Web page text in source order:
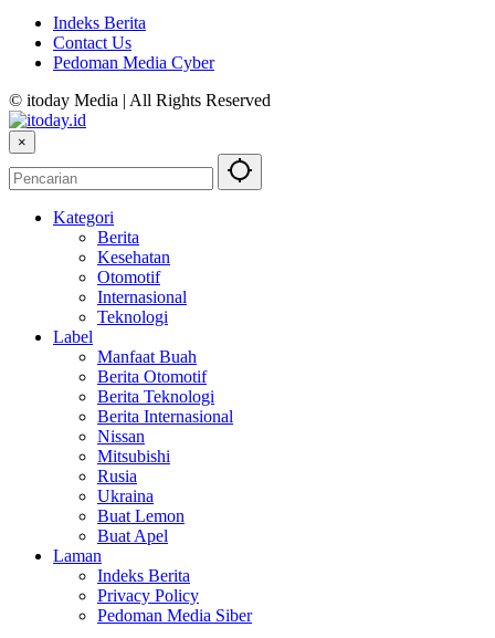
Indeks Berita
Contact Us
Pedoman Media Cyber
© itoday Media | All Rights Reserved
×
Kategori
Berita
Kesehatan
Otomotif
Internasional
Teknologi
Label
Manfaat Buah
Berita Otomotif
Berita Teknologi
Berita Internasional
Nissan
Mitsubishi
Rusia
Ukraina
Buat Lemon
Buat Apel
Laman
Indeks Berita
Privacy Policy
Pedoman Media Siber